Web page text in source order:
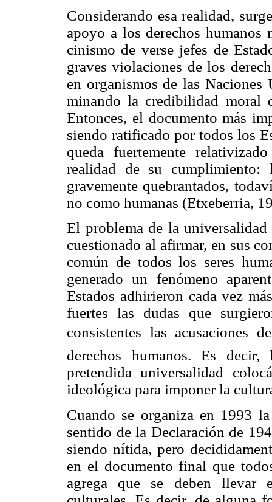
Considerando esa realidad,
apoyo a los derechos humanos
cinismo de verse jefes de
graves violaciones de los
en organismos de las Naciones
minando la credibilidad moral
Entonces, el documento más
siendo ratificado por todos los
queda fuertemente
realidad de su cumplimiento:
gravemente quebrantados,
no como humanas (Etxeberria,
El problema de la universalidad
cuestionado al afirmar, en sus
común de todos los seres
generado un fenómeno
Estados adhirieron cada vez
fuertes las dudas que
consistentes las acusaciones
derechos humanos. Es
pretendida universalidad
ideológica para imponer la
Cuando se organiza en 1993
sentido de la Declaración de
siendo nítida, pero
en el documento final que
agrega que se deben llevar